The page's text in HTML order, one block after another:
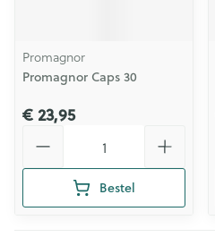
Promagnor
Promagnor Caps 30
€ 23,95
Bestel